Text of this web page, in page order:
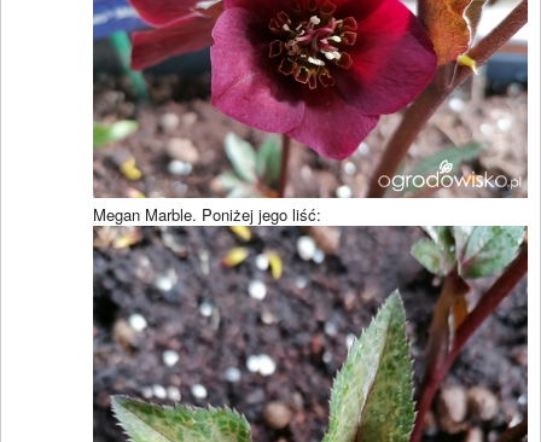
Megan Marble. Poniżej jego liść: